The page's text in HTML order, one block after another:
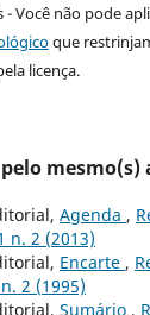
- Você não pode
que
licença.
mesmo(s)
Agenda ,
n. 2 (2013)
Encarte ,
2 (1995)
Sumário ,